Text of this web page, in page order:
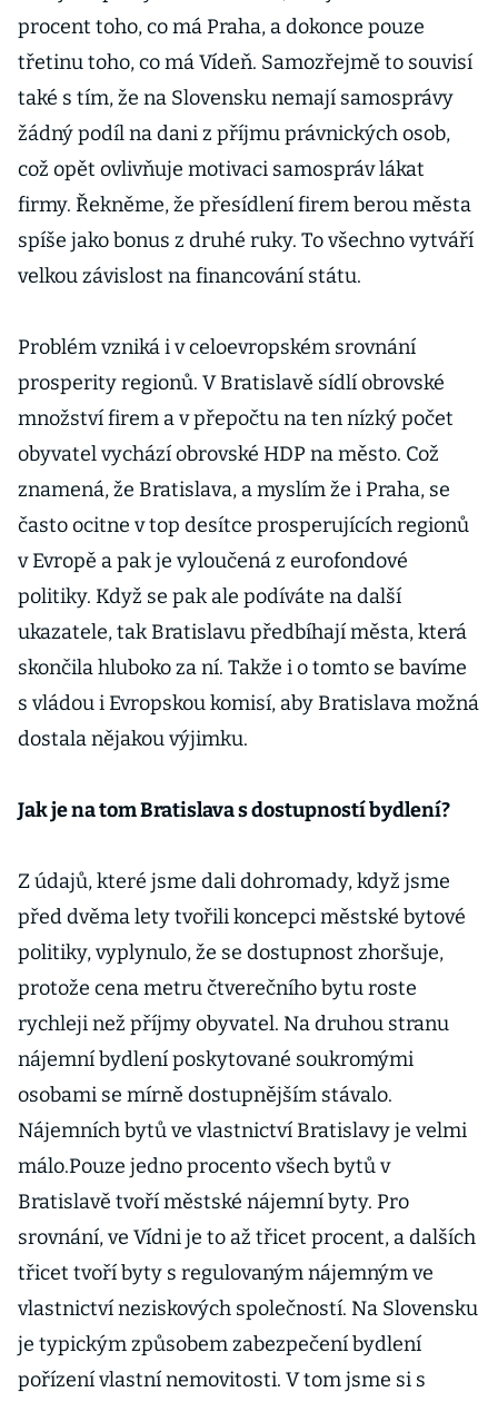
procent toho, co má Praha, a dokonce pouze
třetinu toho, co má Vídeň. Samozřejmě to souvisí
také s tím, že na Slovensku nemají samosprávy
žádný podíl na dani z příjmu právnických osob,
což opět ovlivňuje motivaci samospráv lákat
firmy. Řekněme, že přesídlení firem berou města
spíše jako bonus z druhé ruky. To všechno vytváří
velkou závislost na financování státu.
Problém vzniká i v celoevropském srovnání
prosperity regionů. V Bratislavě sídlí obrovské
množství firem a v přepočtu na ten nízký počet
obyvatel vychází obrovské HDP na město. Což
znamená, že Bratislava, a myslím že i Praha, se
často ocitne v top desítce prosperujících regionů
v Evropě a pak je vyloučená z eurofondové
politiky. Když se pak ale podíváte na další
ukazatele, tak Bratislavu předbíhají města, která
skončila hluboko za ní. Takže i o tomto se bavíme
s vládou i Evropskou komisí, aby Bratislava možná
dostala nějakou výjimku.
Jak je na tom Bratislava s dostupností bydlení?
Z údajů, které jsme dali dohromady, když jsme
před dvěma lety tvořili koncepci městské bytové
politiky, vyplynulo, že se dostupnost zhoršuje,
protože cena metru čtverečního bytu roste
rychleji než příjmy obyvatel. Na druhou stranu
nájemní bydlení poskytované soukromými
osobami se mírně dostupnějším stávalo.
Nájemních bytů ve vlastnictví Bratislavy je velmi
málo.Pouze jedno procento všech bytů v
Bratislavě tvoří městské nájemní byty. Pro
srovnání, ve Vídni je to až třicet procent, a dalších
třicet tvoří byty s regulovaným nájemným ve
vlastnictví neziskových společností. Na Slovensku
je typickým způsobem zabezpečení bydlení
pořízení vlastní nemovitosti. V tom jsme si s